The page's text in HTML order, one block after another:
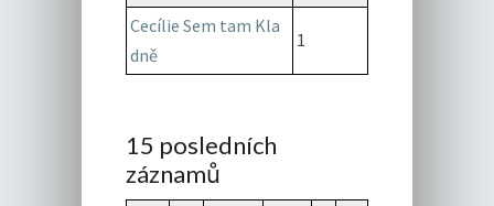
Cecílie Sem tam Kla
dně
1
15 posledních
záznamů